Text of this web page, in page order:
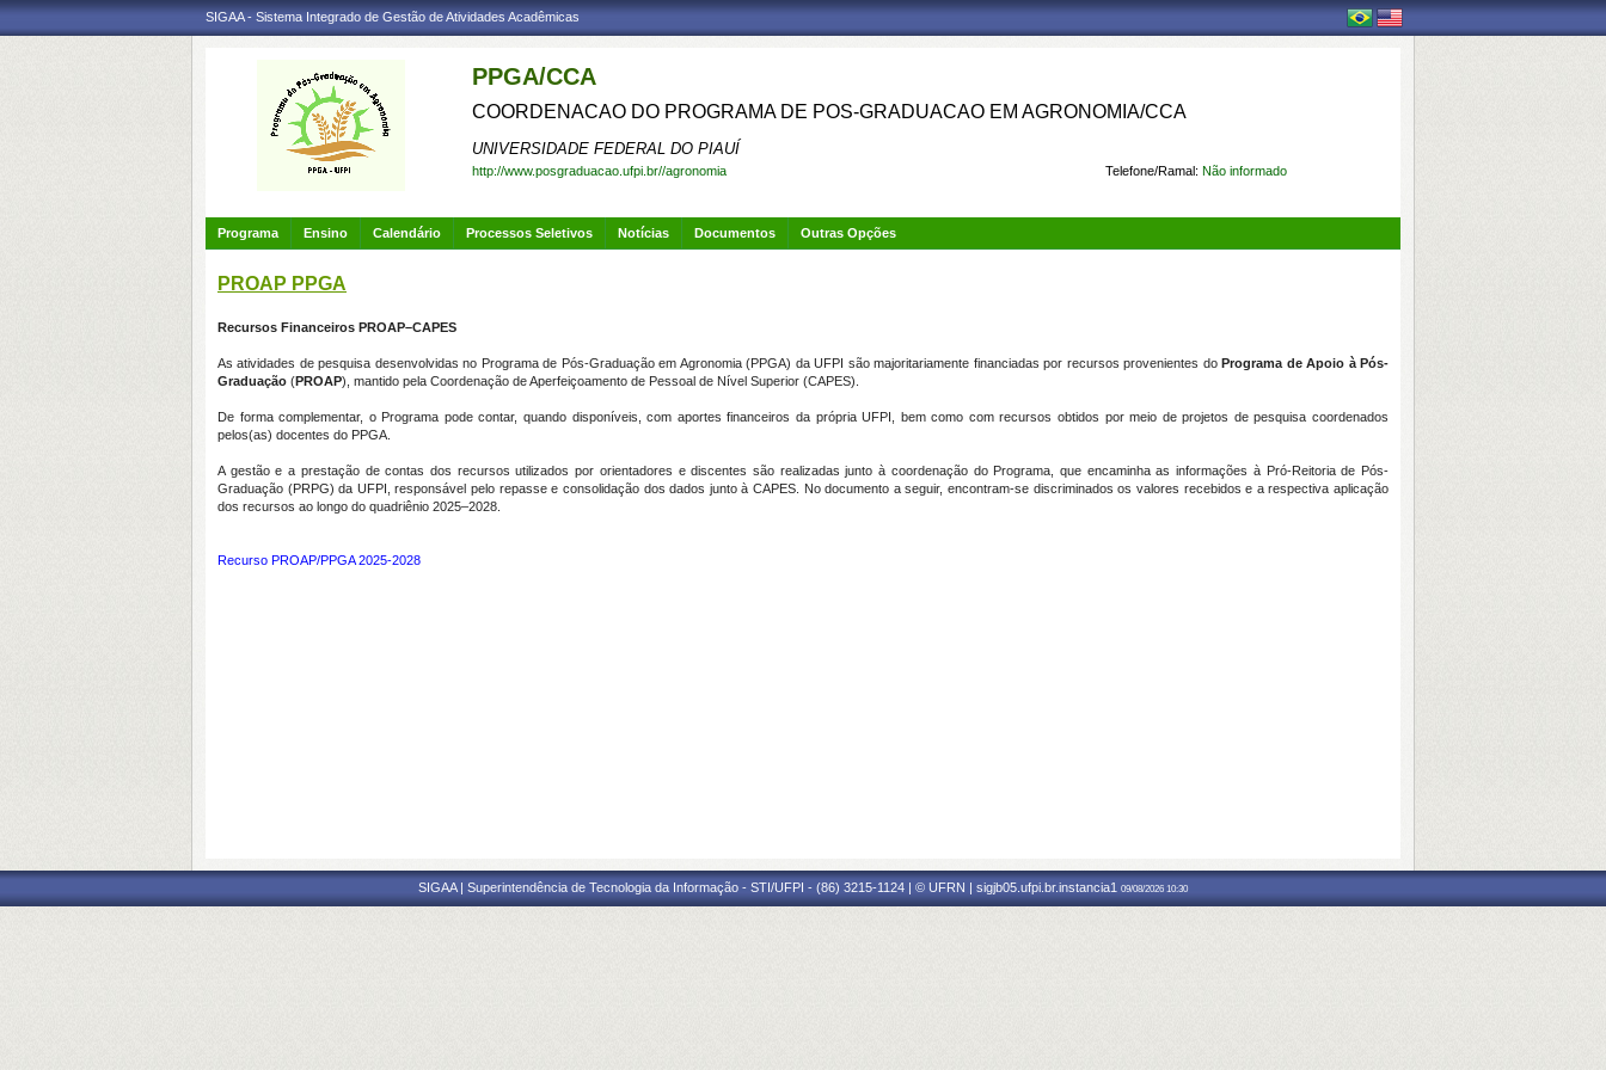
SIGAA - Sistema Integrado de Gestão de Atividades Acadêmicas
PPGA/CCA
COORDENACAO DO PROGRAMA DE POS-GRADUACAO EM AGRONOMIA/CCA
UNIVERSIDADE FEDERAL DO PIAUÍ
Telefone/Ramal: Não informado
http://www.posgraduacao.ufpi.br//agronomia
Programa Ensino Calendário Processos Seletivos Notícias Documentos Outras Opções
PROAP PPGA
Recursos Financeiros PROAP–CAPES
As atividades de pesquisa desenvolvidas no Programa de Pós-Graduação em Agronomia (PPGA) da UFPI são majoritariamente financiadas por recursos provenientes doPrograma de Apoio à Pós-
Graduação (PROAP), mantido pela Coordenação de Aperfeiçoamento de Pessoal de Nível Superior (CAPES).
De forma complementar, o Programa pode contar, quando disponíveis, com aportes financeiros da própria UFPI, bem como com recursos obtidos por meio de projetos de pesquisa coordenados
pelos(as) docentes do PPGA.
A gestão e a prestação de contas dos recursos utilizados por orientadores e discentes são realizadas junto à coordenação do Programa, que encaminha as informações à Pró-Reitoria de Pós-
Graduação (PRPG) da UFPI, responsável pelo repasse e consolidação dos dados junto à CAPES. No documento a seguir, encontram-se discriminados os valores recebidos e a respectiva aplicação
dos recursos ao longo do quadriênio 2025–2028.
Recurso PROAP/PPGA 2025-2028
SIGAA | Superintendência de Tecnologia da Informação - STI/UFPI - (86) 3215-1124 | © UFRN | sigjb05.ufpi.br.instancia1 09/08/2026 10:30